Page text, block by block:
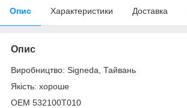
Опис Характеристики Доставка
Опис
Виробництво: Signeda, Тайвань
Якість: хороше
OEM 532100T010